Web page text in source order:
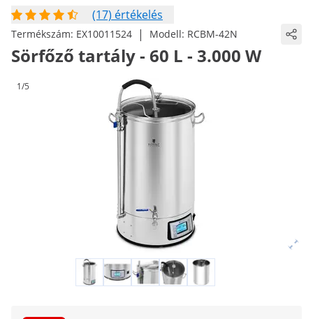
(17) értékelés
Termékszám: EX10011524 | Modell: RCBM-42N
Sörfőző tartály - 60 L - 3.000 W
1/5